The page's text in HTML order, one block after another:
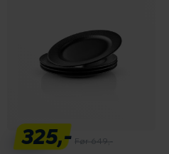
325,- Før 649,-